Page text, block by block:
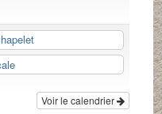
Voir le calendrier